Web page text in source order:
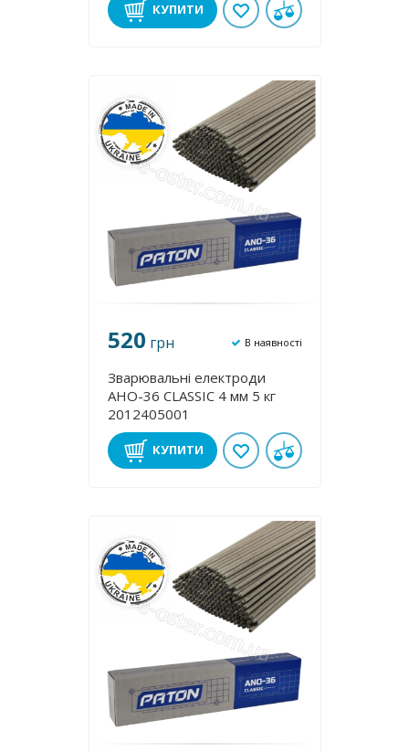
КУПИТИ
520 грн В наявності
Зварювальні електроди
АНО-36 CLASSIC 4 мм 5 кг
2012405001
КУПИТИ